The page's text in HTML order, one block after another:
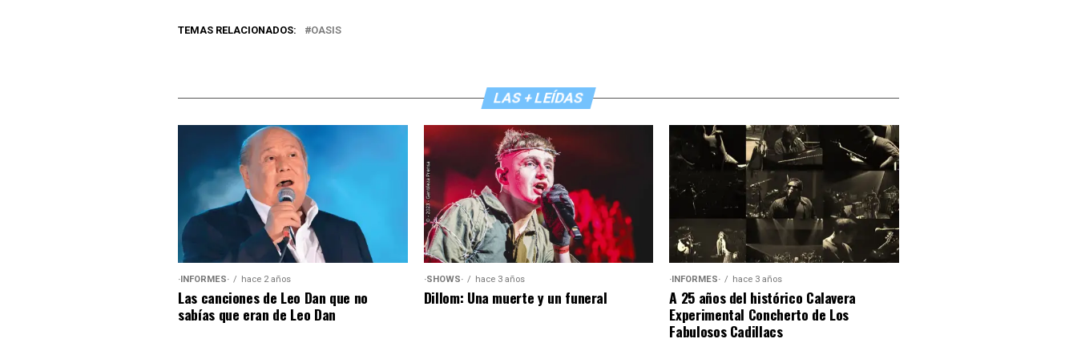
TEMAS RELACIONADOS: OASIS
LAS + LEÍDAS
·INFORMES· hace 2 años
Las canciones de Leo Dan que no
sabías que eran de Leo Dan
·SHOWS· hace 3 años
Dillom: Una muerte y un funeral
·INFORMES· hace 3 años
A 25 años del histórico Calavera
Experimental Concherto de Los
Fabulosos Cadillacs